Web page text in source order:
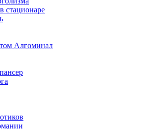
стационаре
Алгоминал